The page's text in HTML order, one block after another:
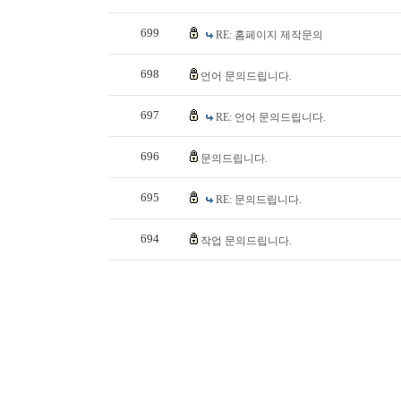
699 RE: 홈페이지 제작문의
698 언어 문의드립니다.
697 RE: 언어 문의드립니다.
696 문의드립니다.
695 RE: 문의드립니다.
694 작업 문의드립니다.